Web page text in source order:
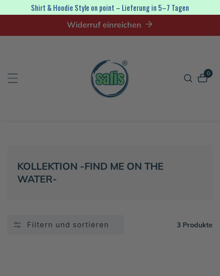
Shirt & Hoodie Style on point – Lieferung in 5–7 Tagen
Widerruf einreichen
0
0
KATEGORIE:
KOLLEKTION -FIND ME ON THE
WATER-
Filtern und sortieren 3 Produkte